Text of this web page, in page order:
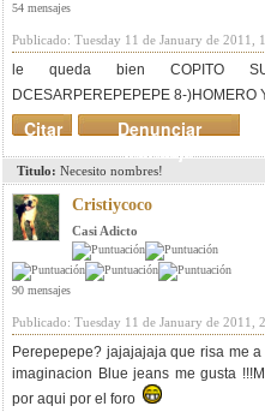
54 mensajes
Publicado: Tuesday 11 de January de 2011,
le queda bien COPITO
DCESARPEREPEPEPE 8-)HOMERO
Denunciar
mensaje
Citar
Titulo: Necesito nombres!
Cristiycoco
Casi Adicto
90 mensajes
Publicado: Tuesday 11 de January de 2011,
Perepepepe? jajajajaja que risa me
imaginacion Blue jeans me gusta
por aqui por el foro